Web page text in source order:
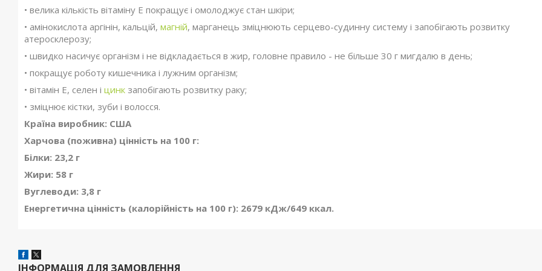
• велика кількість вітаміну Е покращує і омолоджує стан шкіри;
• амінокислота аргінін, кальцій, магній, марганець зміцнюють серцево-судинну систему і запобігають розвитку
атеросклерозу;
• швидко насичує організм і не відкладається в жир, головне правило - не більше 30 г мигдалю в день;
• покращує роботу кишечника і лужним організм;
• вітамін Е, селен і цинк запобігають розвитку раку;
• зміцнює кістки, зуби і волосся.
Країна виробник: США
Харчова (поживна) цінність на 100 г:
Білки: 23,2 г
Жири: 58 г
Вуглеводи: 3,8 г
Енергетична цінність (калорійність на 100 г): 2679 кДж/649 ккал.
ІНФОРМАЦІЯ ДЛЯ ЗАМОВЛЕННЯ